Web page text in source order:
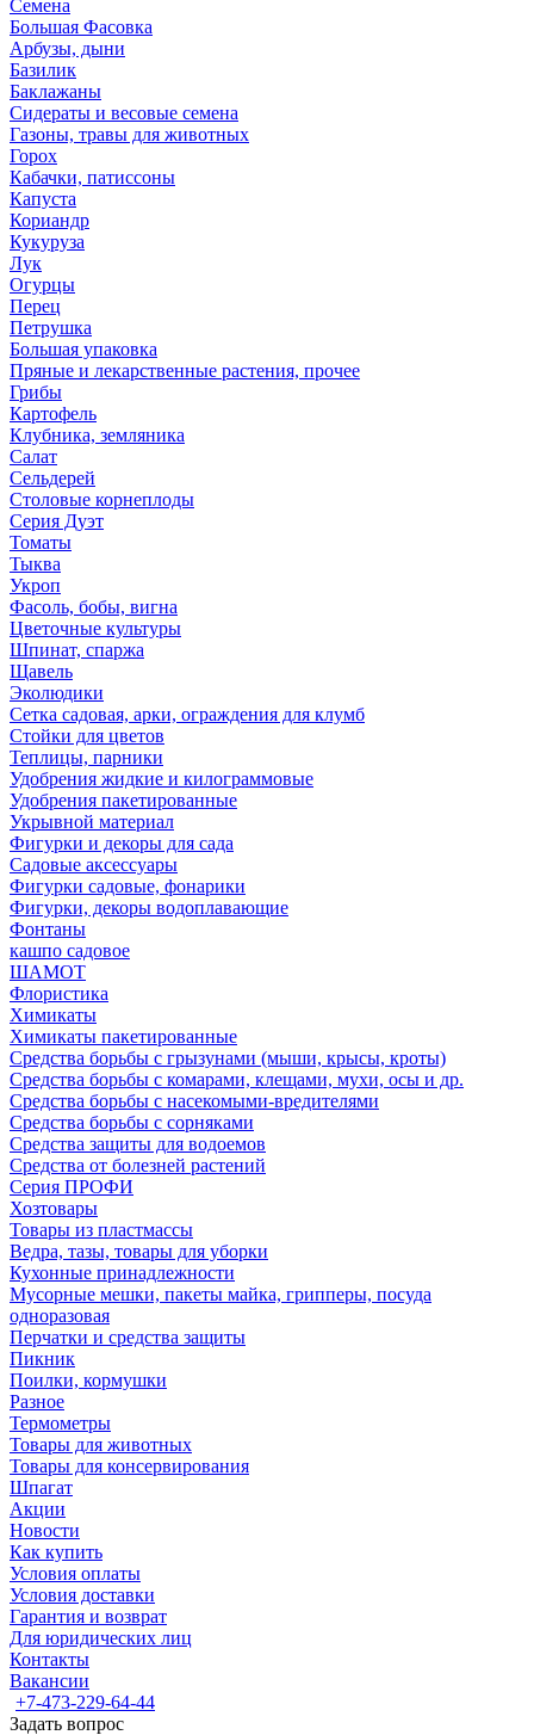
Семена
Большая Фасовка
Арбузы, дыни
Базилик
Баклажаны
Сидераты и весовые семена
Газоны, травы для животных
Горох
Кабачки, патиссоны
Капуста
Кориандр
Кукуруза
Лук
Огурцы
Перец
Петрушка
Большая упаковка
Пряные и лекарственные растения, прочее
Грибы
Картофель
Клубника, земляника
Салат
Сельдерей
Столовые корнеплоды
Серия Дуэт
Томаты
Тыква
Укроп
Фасоль, бобы, вигна
Цветочные культуры
Шпинат, спаржа
Щавель
Эколюдики
Сетка садовая, арки, ограждения для клумб
Стойки для цветов
Теплицы, парники
Удобрения жидкие и килограммовые
Удобрения пакетированные
Укрывной материал
Фигурки и декоры для сада
Садовые аксессуары
Фигурки садовые, фонарики
Фигурки, декоры водоплавающие
Фонтаны
кашпо садовое
ШАМОТ
Флористика
Химикаты
Химикаты пакетированные
Средства борьбы с грызунами (мыши, крысы, кроты)
Средства борьбы с комарами, клещами, мухи, осы и др.
Средства борьбы с насекомыми-вредителями
Средства борьбы с сорняками
Средства защиты для водоемов
Средства от болезней растений
Серия ПРОФИ
Хозтовары
Товары из пластмассы
Ведра, тазы, товары для уборки
Кухонные принадлежности
Мусорные мешки, пакеты майка, грипперы, посуда
одноразовая
Перчатки и средства защиты
Пикник
Поилки, кормушки
Разное
Термометры
Товары для животных
Товары для консервирования
Шпагат
Акции
Новости
Как купить
Условия оплаты
Условия доставки
Гарантия и возврат
Для юридических лиц
Контакты
Вакансии
+7-473-229-64-44
Задать вопрос